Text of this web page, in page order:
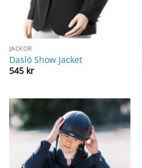
JACKOR
Daslö Show Jacket
545 kr